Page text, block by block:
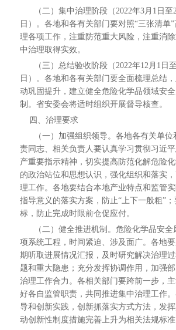
（二）集中治理阶段（2022年3月1日至
日）。各地和各有关部门要对照“三张清单
理各项工作，注重防范重大风险，注重消
中治理取得实效。
（三）总结验收阶段（2022年12月1日至
日）。各地和各有关部门要全面梳理总结
动巩固提升，建立健全危险化学品领域安
制。省安委会将适时组织开展督导核查。
四、治理要求
（一）加强组织领导。各地各有关单位
责同志、相关负责人要认真学习贯彻习近
产重要指示精神，切实提高防范化解危险
的政治站位和思想认识，强化组织和落实
理工作。各地要结合本地产业特点和监管
指导意义的落实方案，防止“上下一般粗”；
标，防止完成时限前仓促应付。
（二）健全推进机制。危险化学品安全
项系统工程，时间紧迫、涉及面广。各地
期听取进展情况汇报，及时研究解决治理
题和重大隐患；充分发挥协调作用，加强
治理工作合力。各相关部门要跨前一步，
好各自监管职责，共同推进集中治理工作。
导和创新实践，创新抓落实方式方法，发
动创新性制度措施完善上升为相关法规标准